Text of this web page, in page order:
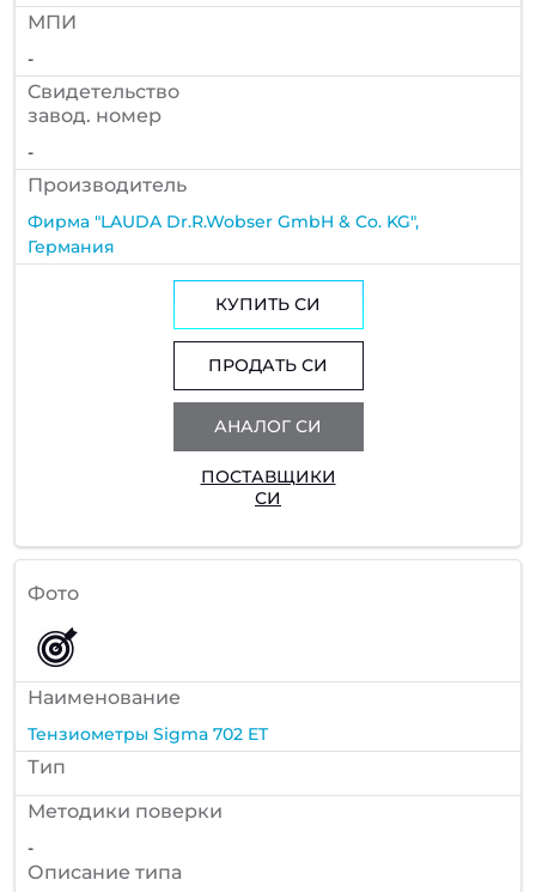
МПИ
-
Cвидетельство
завод. номер
-
Производитель
Фирма "LAUDA Dr.R.Wobser GmbH & Co. KG",
Германия
КУПИТЬ СИ
ПРОДАТЬ СИ
АНАЛОГ СИ
ПОСТАВЩИКИ
СИ
Фото
Наименование
Тензиометры Sigma 702 ET
Тип
Методики поверки
-
Описание типа